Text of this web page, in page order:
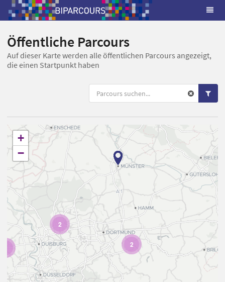
Öffentliche Parcours
Auf dieser Karte werden alle öffentlichen Parcours angezeigt,
die einen Startpunkt haben
2
2
+
−